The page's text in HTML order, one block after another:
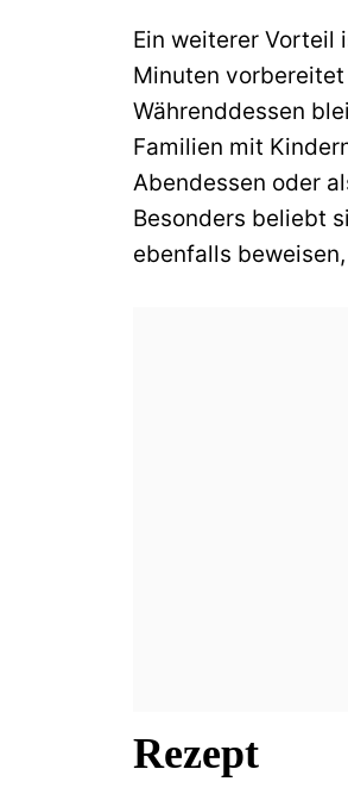
Ein weiterer Vorteil
Minuten
Währenddessen
Familien mit
Abendessen oder
Besonders beliebt
ebenfalls
Rezept